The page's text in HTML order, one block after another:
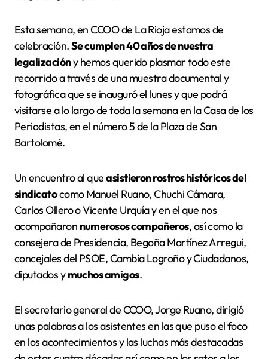
Esta semana, en CCOO de La Rioja estamos de
celebración.Se cumplen 40 años de nuestra
legalizacióny hemos querido plasmar todo este
recorrido a través de una muestra documental y
fotográfica que se inauguró el lunes y que podrá
visitarse a lo largo de toda la semana en la Casa de los
Periodistas, en el número 5 de la Plaza de San
Bartolomé.
Un encuentro al queasistieron rostros históricos del
sindicatocomo Manuel Ruano, Chuchi Cámara,
Carlos Ollero o Vicente Urquía y en el que nos
acompañaron numerosos compañeros, así como la
consejera de Presidencia, Begoña Martínez Arregui,
concejales del PSOE, Cambia Logroño y Ciudadanos,
diputados ymuchos amigos.
El secretario general de CCOO, Jorge Ruano, dirigió
unas palabras a los asistentes en las que puso el foco
en los acontecimientos y las luchas más destacadas